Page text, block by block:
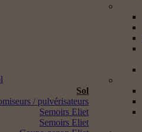
Sol
/ pulvérisateurs
Semoirs Eliet
Semoirs Eliet